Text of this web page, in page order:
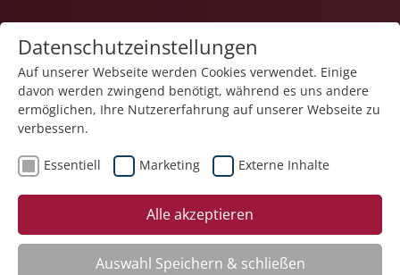
Kategorieübersicht
Datenschutzeinstellungen
Auf unserer Webseite werden Cookies verwendet. Einige
davon werden zwingend benötigt, während es uns andere
ermöglichen, Ihre Nutzererfahrung auf unserer Webseite zu
verbessern.
Essentiell Marketing Externe Inhalte
Alle akzeptieren
Auswahl Speichern & schließen